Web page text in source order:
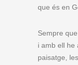
que és en
Sempre
i amb ell he
paisatge,